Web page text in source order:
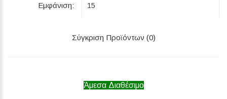
Εμφάνιση:
Σύγκριση Προϊόντων (0)
Άμεσα Διαθέσιμο